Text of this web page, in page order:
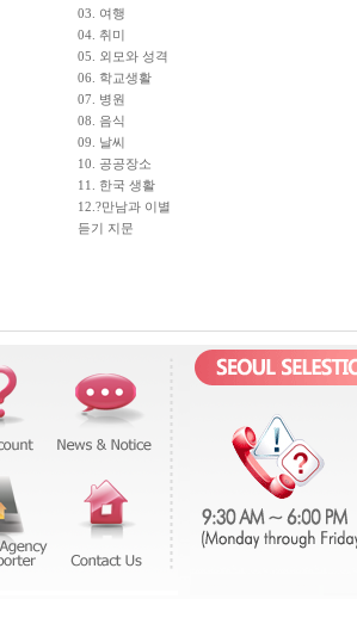
03. 여행
04. 취미
05. 외모와 성격
06. 학교생활
07. 병원
08. 음식
09. 날씨
10. 공공장소
11. 한국 생활
12.?만남과 이별
듣기 지문